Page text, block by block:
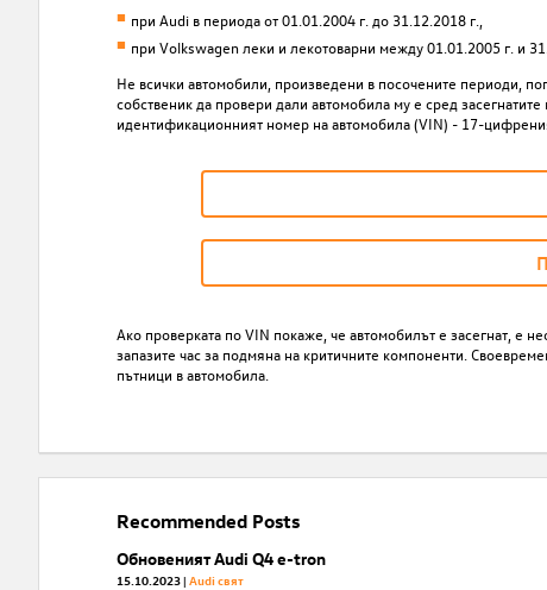
при Audi в периода от 01.01.2004 г. до 31.12.2018 г.,
при Volkswagenлеки и лекотоварни между 01.01.2005 г. и
Не всички автомобили, произведени в посочените периоди,
собственик да провери дали автомобила му е сред
идентификационният номер на автомобила (VIN) - 17-
Ако проверката по VIN покаже, че автомобилът е засегнат, е
запазите час за подмяна на критичните компоненти.
пътници в автомобила.
Recommended Posts
Обновеният Audi Q4 e-tron
15.10.2023 Audi свят